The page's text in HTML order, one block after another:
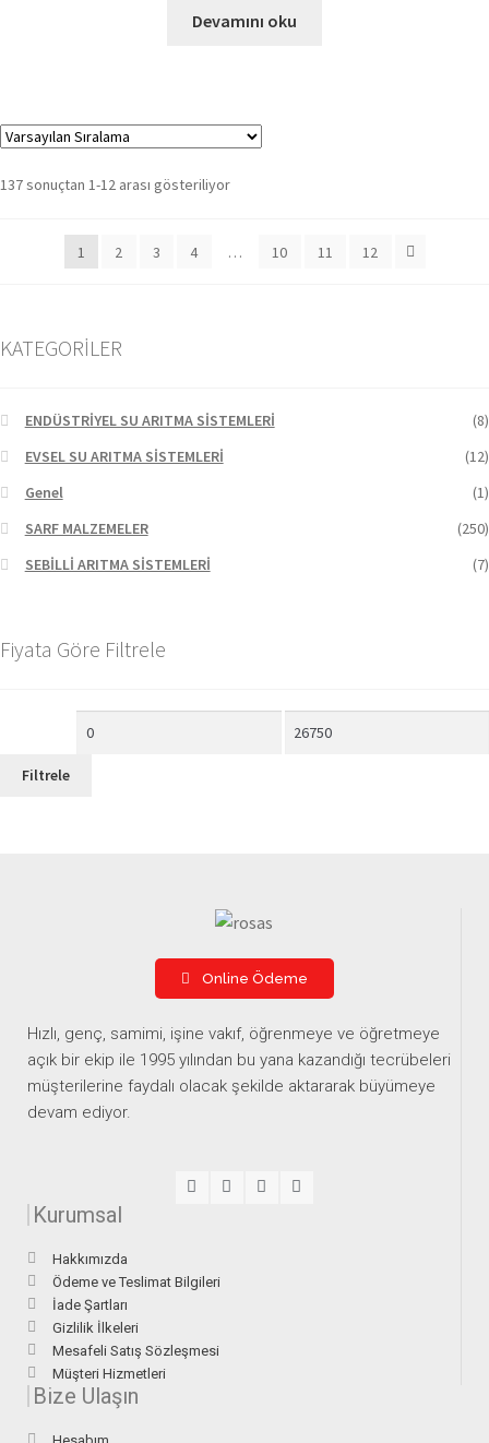
Devamını oku
137 sonuçtan 1-12 arası gösteriliyor
1 2 3 4 … 10 11 12
KATEGORİLER
ENDÜSTRİYEL SU ARITMA SİSTEMLERİ
(8)
EVSEL SU ARITMA SİSTEMLERİ
(12)
Genel
(1)
SARF MALZEMELER
(250)
SEBİLLİ ARITMA SİSTEMLERİ
(7)
Fiyata Göre Filtrele
Filtrele
Online Ödeme
Hızlı, genç, samimi, işine vakıf, öğrenmeye ve öğretmeye
açık bir ekip ile 1995 yılından bu yana kazandığı tecrübeleri
müşterilerine faydalı olacak şekilde aktararak büyümeye
devam ediyor.
Kurumsal
Hakkımızda
Ödeme ve Teslimat Bilgileri
İade Şartları
Gizlilik İlkeleri
Mesafeli Satış Sözleşmesi
Müşteri Hizmetleri
Bize Ulaşın